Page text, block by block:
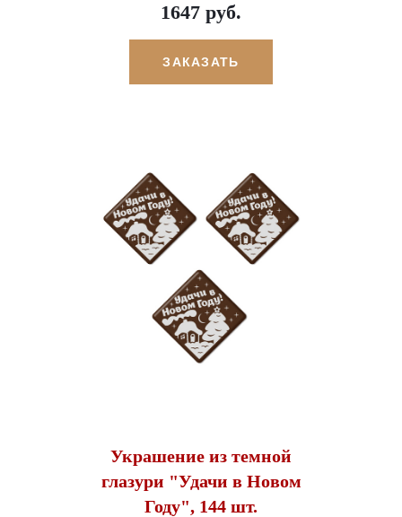
1647 руб.
ЗАКАЗАТЬ
Украшение из темной
глазури "Удачи в Новом
Году", 144 шт.